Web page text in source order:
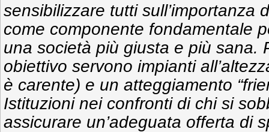
sensibilizzare tutti sull’importanza
come componente fondamentale
una società più giusta e più sana.
obiettivo servono impianti
è carente) e un atteggiamento
Istituzioni nei confronti di chi si
assicurare un’adeguata offerta di